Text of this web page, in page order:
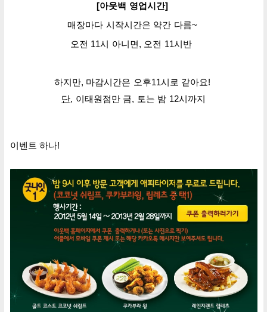
[아웃백 영업시간]
매장마다 시작시간은 약간 다름~
오전 11시 아니면, 오전 11시반
하지만, 마감시간은 오후11시로 같아요!
단, 이태원점만금, 토는 밤 12시까지
이벤트 하나!